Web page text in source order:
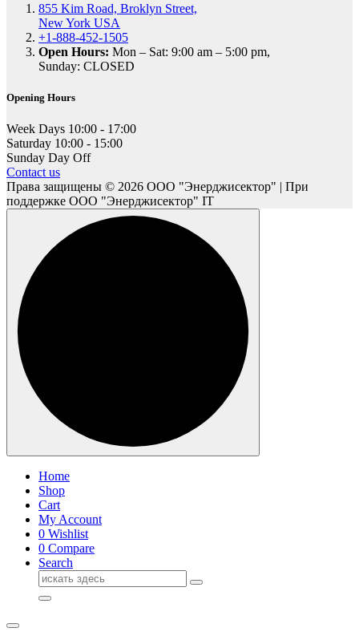
855 Kim Road, Broklyn Street,
New York USA
+1-888-452-1505
Open Hours: Mon – Sat: 9:00 am – 5:00 pm,
Sunday: CLOSED
Opening Hours
Week Days 10:00 - 17:00
Saturday 10:00 - 15:00
Sunday Day Off
Contact us
Права защищены © 2026 ООО "Энерджисектор" | При
поддержке ООО "Энерджисектор" IT
Home
Shop
Cart
My Account
0 Wishlist
0 Compare
Search
Поиск
для: